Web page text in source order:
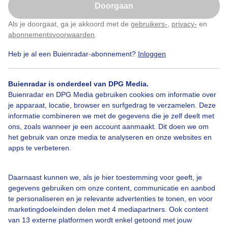
Doorgaan
Als je doorgaat, ga je akkoord met de gebruikers- privacy- en
abonnementsvoorwaarden
Heb je al een Buienradar-abonnement? Inloggen
Buienradar is onderdeel van DPG Media.
Buienradar en DPG Media gebruiken cookies om informatie over
je apparaat, locatie, browser en surfgedrag te verzamelen. Deze
informatie combineren we met de gegevens die je zelf deelt met
ons, zoals wanneer je een account aanmaakt. Dit doen we om
het gebruik van onze media te analyseren en onze websites en
apps te verbeteren.
Daarnaast kunnen we, als je hier toestemming voor geeft, je
gegevens gebruiken om onze content, communicatie en aanbod
te personaliseren en je relevante advertenties te tonen, en voor
marketingdoeleinden delen met 4 mediapartners. Ook content
van 13 externe platformen wordt enkel getoond met jouw
Door: Sven Berends Gemaakt: 30-05-2026, 114x bekeken
Bekijk slideshow
Een moment geduld aub...
Klik hierom dit aan te passen